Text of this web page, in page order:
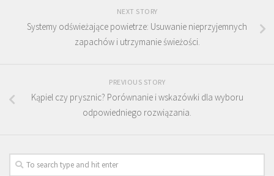
NEXT STORY
Systemy odświeżające powietrze: Usuwanie nieprzyjemnych
zapachów i utrzymanie świeżości.
PREVIOUS STORY
Kąpiel czy prysznic? Porównanie i wskazówki dla wyboru
odpowiedniego rozwiązania.